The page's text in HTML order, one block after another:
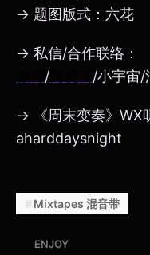
→ 题图版式：六花
→ 私信/合作联络：
/ /小宇宙/
→ 《周末变奏》WX
aharddaysnight
Mixtapes 混音带
ENJOY